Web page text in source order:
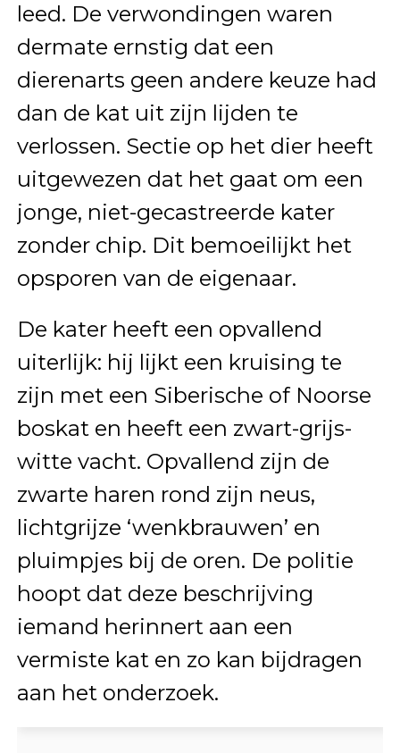
leed. De verwondingen waren
dermate ernstig dat een
dierenarts geen andere keuze had
dan de kat uit zijn lijden te
verlossen. Sectie op het dier heeft
uitgewezen dat het gaat om een
jonge, niet-gecastreerde kater
zonder chip. Dit bemoeilijkt het
opsporen van de eigenaar.
De kater heeft een opvallend
uiterlijk: hij lijkt een kruising te
zijn met een Siberische of Noorse
boskat en heeft een zwart-grijs-
witte vacht. Opvallend zijn de
zwarte haren rond zijn neus,
lichtgrijze ‘wenkbrauwen’ en
pluimpjes bij de oren. De politie
hoopt dat deze beschrijving
iemand herinnert aan een
vermiste kat en zo kan bijdragen
aan het onderzoek.